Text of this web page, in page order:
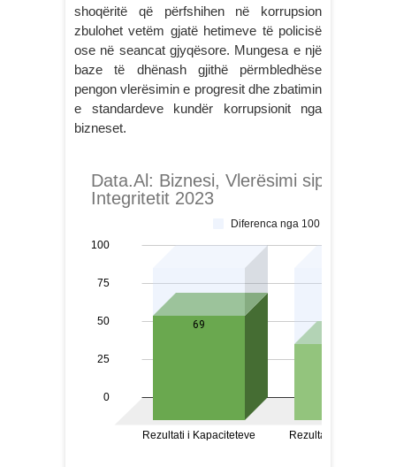
shoqëritë që përfshihen në korrupsion
zbulohet vetëm gjatë hetimeve të policisë
ose në seancat gjyqësore. Mungesa e një
baze të dhënash gjithë përmbledhëse
pengon vlerësimin e progresit dhe zbatimin
e standardeve kundër korrupsionit nga
bizneset.